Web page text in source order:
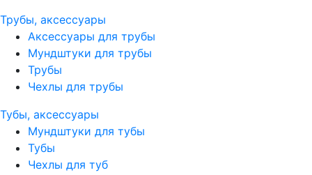
Трубы, аксессуары
Аксессуары для трубы
Мундштуки для трубы
Трубы
Чехлы для трубы
Тубы, аксессуары
Мундштуки для тубы
Тубы
Чехлы для туб